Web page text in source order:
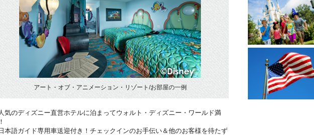
アート・オブ・アニメーション・リゾート/お部屋の一例
気のディズニー直営ホテルに泊まってウォルト・ディズニー・ワールド満
本語ガイド専用車送迎付き！チェックインのお手伝い＆他のお客様を待たず